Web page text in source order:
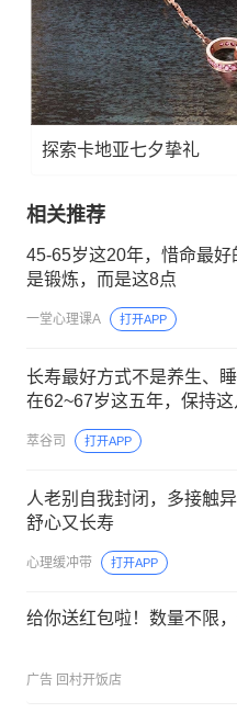
探索卡地亚七夕挚礼
相关推荐
45-65岁这20年，惜命最好
是锻炼，而是这8点
一堂心理课A 打开APP
长寿最好方式不是养生、
在62~67岁这五年，保持这
萃谷司 打开APP
人老别自我封闭，多接触
舒心又长寿
心理缓冲带 打开APP
给你送红包啦！数量不限
广告 回村开饭店